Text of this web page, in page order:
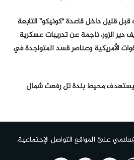
قليل داخل قاعدة “كونيكو” التابعة
دير الزور، ناجمة عن تدريبات عسكرية
الأمريكية وعناصر قسد المتواجدة في
محيط بلدة تل رفعت شمال
علئ المواقع التواصل الإجتماعية.